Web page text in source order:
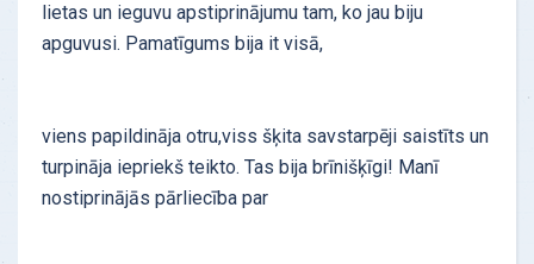
lietas un ieguvu apstiprinājumu tam, ko jau biju
apguvusi. Pamatīgums bija it visā,
viens papildināja otru,viss šķita savstarpēji saistīts un
turpināja iepriekš teikto. Tas bija brīnišķīgi! Manī
nostiprinājās pārliecība par